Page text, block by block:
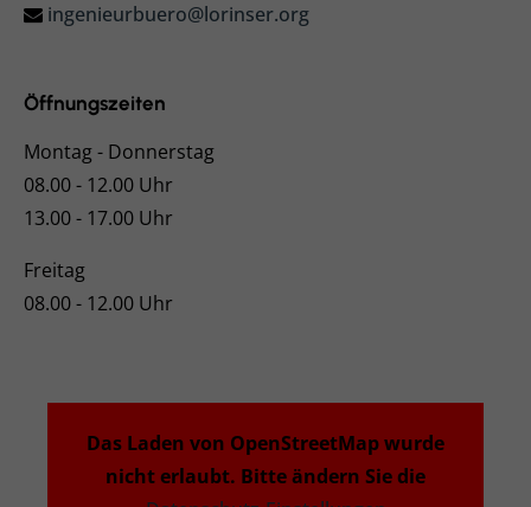
ingenieurbuero@lorinser.org
Öffnungszeiten
Montag - Donnerstag
08.00 - 12.00 Uhr
13.00 - 17.00 Uhr
Freitag
08.00 - 12.00 Uhr
Das Laden von OpenStreetMap wurde
nicht erlaubt. Bitte ändern Sie die